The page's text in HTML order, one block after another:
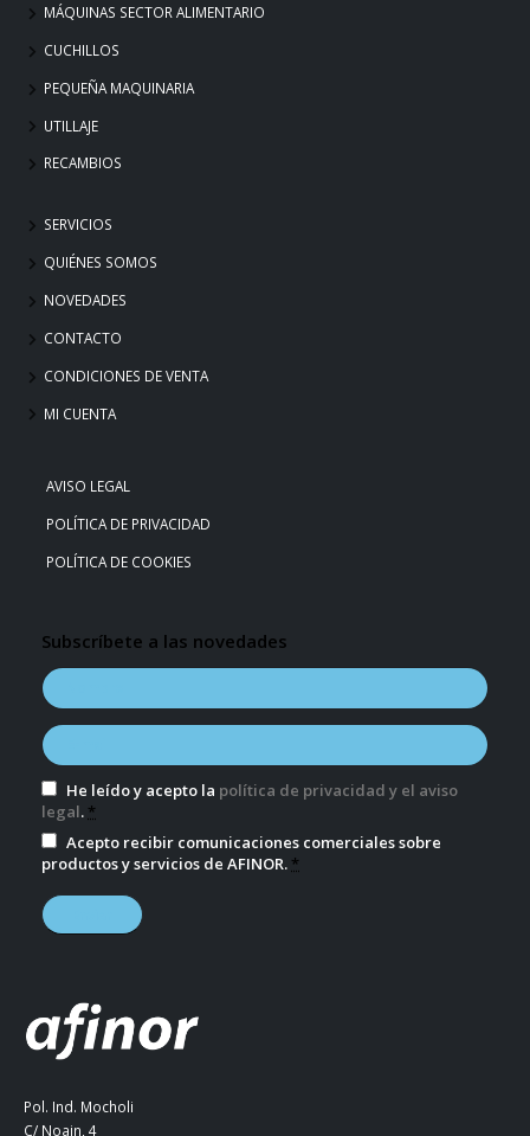
MÁQUINAS SECTOR ALIMENTARIO
CUCHILLOS
PEQUEÑA MAQUINARIA
UTILLAJE
RECAMBIOS
SERVICIOS
QUIÉNES SOMOS
NOVEDADES
CONTACTO
CONDICIONES DE VENTA
MI CUENTA
AVISO LEGAL
POLÍTICA DE PRIVACIDAD
POLÍTICA DE COOKIES
Subscríbete a las novedades
He leído y acepto la política de privacidad y el aviso
legal. *
Acepto recibir comunicaciones comerciales sobre
productos y servicios de AFINOR. *
Pol. Ind. Mocholi
C/ Noain, 4